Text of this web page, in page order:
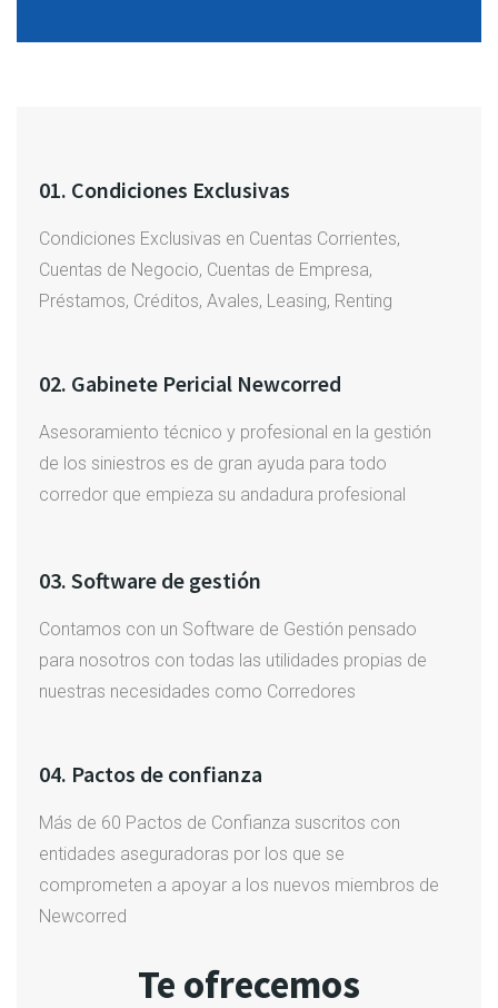
01. Condiciones Exclusivas
Condiciones Exclusivas en Cuentas Corrientes,
Cuentas de Negocio, Cuentas de Empresa,
Préstamos, Créditos, Avales, Leasing, Renting
02. Gabinete Pericial Newcorred
Asesoramiento técnico y profesional en la gestión
de los siniestros es de gran ayuda para todo
corredor que empieza su andadura profesional
03. Software de gestión
Contamos con un Software de Gestión pensado
para nosotros con todas las utilidades propias de
nuestras necesidades como Corredores
04. Pactos de confianza
Más de 60 Pactos de Confianza suscritos con
entidades aseguradoras por los que se
comprometen a apoyar a los nuevos miembros de
Newcorred
Te ofrecemos